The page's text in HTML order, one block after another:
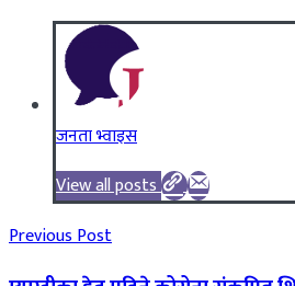
जनता भ्वाइस
View all posts
Previous Post